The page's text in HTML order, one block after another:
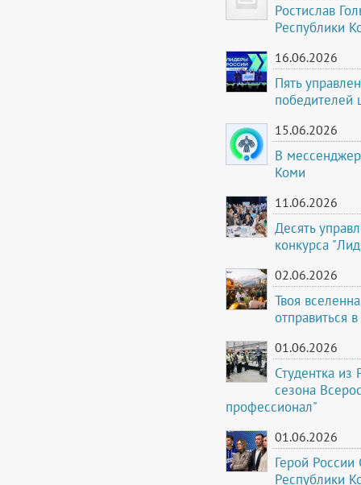
Ростислав
Республики
16.06.2026
Пять
победителей
15.06.2026
В
Коми
11.06.2026
Десять
конкурса
02.06.2026
Твоя
отправиться
01.06.2026
Студентка
сезона
профессионал"
01.06.2026
Герой России
Республики